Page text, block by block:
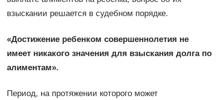
взыскании решается в судебном порядке.
«Достижение ребенком совершеннолетия не
имеет никакого значения для взыскания долга по
алиментам».
Период, на протяжении которого может